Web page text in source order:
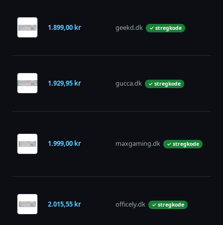
1.899,00 kr geekd.dk ✓ stregkode
1.929,95 kr gucca.dk ✓ stregkode
1.999,00 kr maxgaming.dk ✓ stregkode
2.015,55 kr officely.dk ✓ stregkode